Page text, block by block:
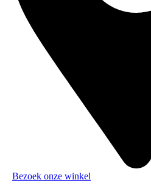
Bezoek onze winkel